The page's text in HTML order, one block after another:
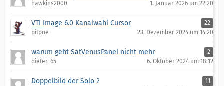
hawkins2000
1. Januar 2026 um 22:20
VTI Image 6.0 Kanalwahl Cursor
22
pitpoe
23. Dezember 2024 um 14:20
warum geht SatVenusPanel nicht mehr
2
dieter_65
6. Oktober 2024 um 18:12
Doppelbild der Solo 2
11